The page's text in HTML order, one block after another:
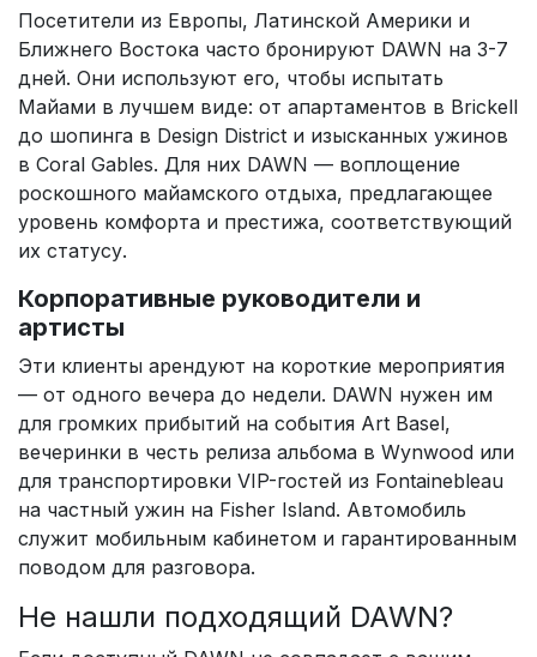
Посетители из Европы, Латинской Америки и
Ближнего Востока часто бронируют DAWN на 3-7
дней. Они используют его, чтобы испытать
Майами в лучшем виде: от апартаментов в Brickell
до шопинга в Design District и изысканных ужинов
в Coral Gables. Для них DAWN — воплощение
роскошного майамского отдыха, предлагающее
уровень комфорта и престижа, соответствующий
их статусу.
Корпоративные руководители и
артисты
Эти клиенты арендуют на короткие мероприятия
— от одного вечера до недели. DAWN нужен им
для громких прибытий на события Art Basel,
вечеринки в честь релиза альбома в Wynwood или
для транспортировки VIP-гостей из Fontainebleau
на частный ужин на Fisher Island. Автомобиль
служит мобильным кабинетом и гарантированным
поводом для разговора.
Не нашли подходящий DAWN?